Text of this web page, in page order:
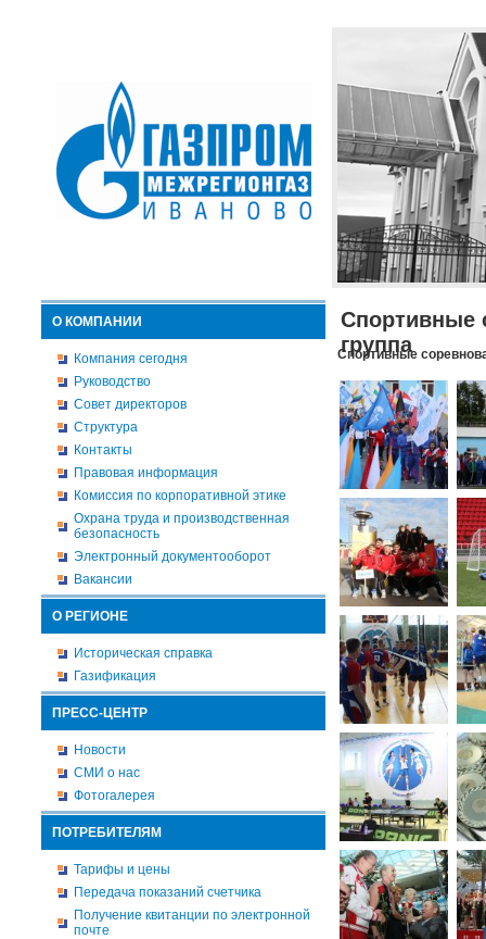
О КОМПАНИИ
Компания сегодня
Руководство
Совет директоров
Структура
Контакты
Правовая информация
Комиссия по корпоративной этике
Охрана труда и производственная
безопасность
Электронный документооборот
Вакансии
О РЕГИОНЕ
Историческая справка
Газификация
ПРЕСС-ЦЕНТР
Новости
СМИ о нас
Фотогалерея
ПОТРЕБИТЕЛЯМ
Тарифы и цены
Передача показаний счетчика
Получение квитанции по электронной
почте
Спортивные
группа
Спортивные